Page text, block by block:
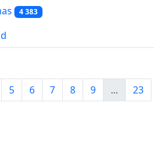
4 383
5 6 7 8 9 ...
23